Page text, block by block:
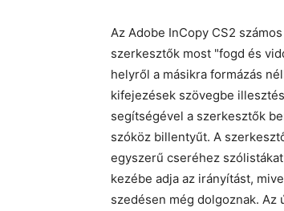
Az Adobe InCopy CS2
szerkesztők most "fogd és
helyről a másikra formázás
kifejezések szövegbe
segítségével a szerkesztők
szóköz billentyűt. A
egyszerű cseréhez
kezébe adja az irányítást,
szedésen még dolgoznak.